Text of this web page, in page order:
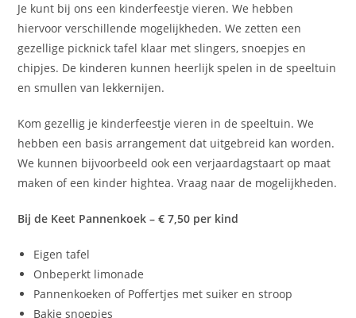
Je kunt bij ons een kinderfeestje vieren. We hebben
hiervoor verschillende mogelijkheden. We zetten een
gezellige picknick tafel klaar met slingers, snoepjes en
chipjes. De kinderen kunnen heerlijk spelen in de speeltuin
en smullen van lekkernijen.
Kom gezellig je kinderfeestje vieren in de speeltuin. We
hebben een basis arrangement dat uitgebreid kan worden.
We kunnen bijvoorbeeld ook een verjaardagstaart op maat
maken of een kinder hightea. Vraag naar de mogelijkheden.
Bij de Keet Pannenkoek – € 7,50 per kind
Eigen tafel
Onbeperkt limonade
Pannenkoeken of Poffertjes met suiker en stroop
Bakje snoepjes